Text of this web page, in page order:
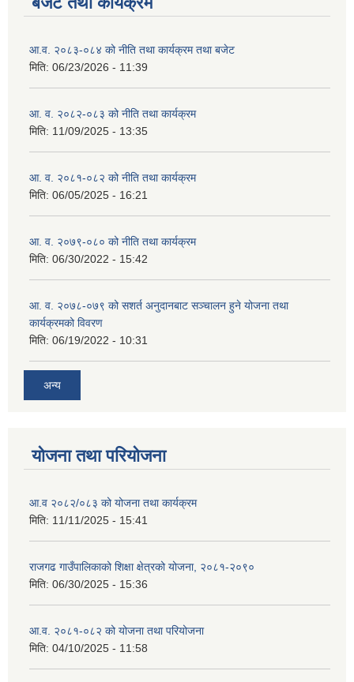
आ.व. २०८३-०८४ को नीति तथा कार्यक्रम तथा बजेट
मिति: 06/23/2026 - 11:39
आ. व. २०८२-०८३ को नीति तथा कार्यक्रम
मिति: 11/09/2025 - 13:35
आ. व. २०८१-०८२ को नीति तथा कार्यक्रम
मिति: 06/05/2025 - 16:21
आ. व. २०७९-०८० को नीति तथा कार्यक्रम
मिति: 06/30/2022 - 15:42
आ. व. २०७८-०७९ को सशर्त अनुदानबाट सञ्चालन हुने योजना तथा
कार्यक्रमको विवरण
मिति: 06/19/2022 - 10:31
अन्य
योजना तथा परियोजना
आ.व २०८२/०८३ को योजना तथा कार्यक्रम
मिति: 11/11/2025 - 15:41
राजगढ गाउँपालिकाको शिक्षा क्षेत्रको योजना, २०८१-२०९०
मिति: 06/30/2025 - 15:36
आ.व. २०८१-०८२ को योजना तथा परियोजना
मिति: 04/10/2025 - 11:58